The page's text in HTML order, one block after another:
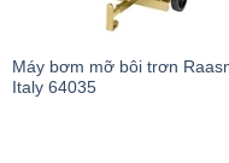
Máy bơm mỡ bôi trơn
Italy 64035